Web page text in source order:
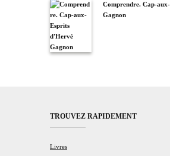
Comprendre. Cap-
Gagnon
TROUVEZ RAPIDEMENT
Livres